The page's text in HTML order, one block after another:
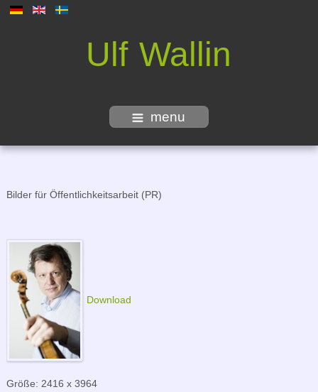
Ulf Wallin
menu
Bilder für Öffentlichkeitsarbeit (PR)
Download
Größe: 2416 x 3964